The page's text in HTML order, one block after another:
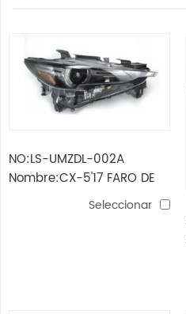
NO:LS-UMZDL-002A
Nombre:CX-5'17 FARO DE
Seleccionar